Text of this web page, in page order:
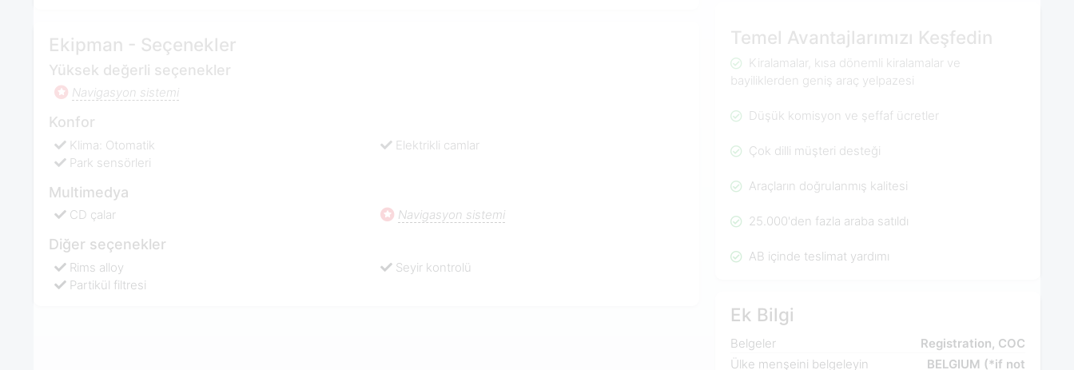
Temel Avantajlarımızı Keşfedin
Kiralamalar, kısa dönemli kiralamalar ve
bayiliklerden geniş araç yelpazesi
Düşük komisyon ve şeffaf ücretler
Çok dilli müşteri desteği
Araçların doğrulanmış kalitesi
25.000'den fazla araba satıldı
AB içinde teslimat yardımı
Ek Bilgi
Belgeler
Registration, COC
Ülke menşeini belgeleyin
BELGIUM (*if not
Ekipman - Seçenekler
Yüksek değerli seçenekler
Navigasyon sistemi
Konfor
Klima: Otomatik
Elektrikli camlar
Park sensörleri
Multimedya
CD çalar Navigasyon sistemi
Diğer seçenekler
Rims alloy
Seyir kontrolü
Partikül filtresi